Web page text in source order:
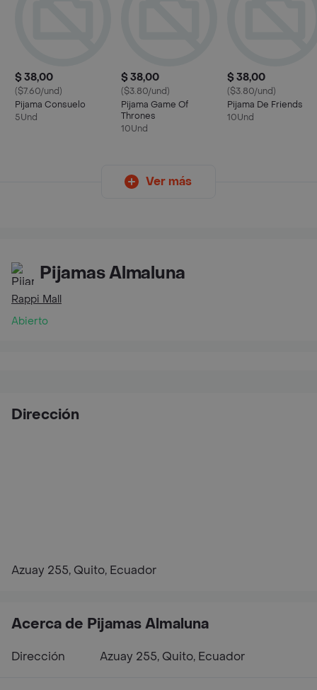
$ 38,00
($7.60/und)
Pijama Consuelo
5Und
$ 38,00
($3.80/und)
Pijama Game Of
Thrones
10Und
$ 38,00
($3.80/und)
Pijama De Friends
10Und
Ver más
Pijamas Almaluna
Rappi Mall
Abierto
Dirección
Azuay 255, Quito, Ecuador
Acerca de Pijamas Almaluna
Dirección Azuay 255, Quito, Ecuador